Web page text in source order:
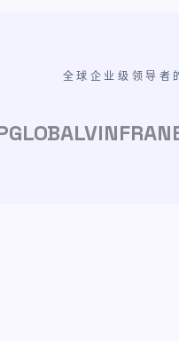
全球企业级领导者
GLOBALV